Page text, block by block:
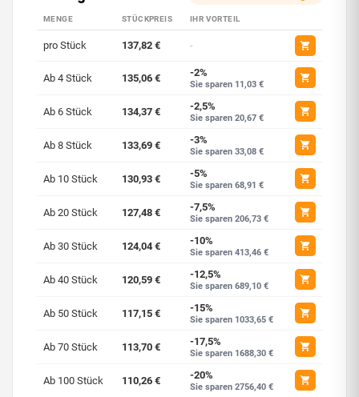
MENGE STÜCKPREIS IHR VORTEIL
pro Stück 137,82 € -
Ab 4 Stück 135,06 € -2%
Sie sparen 11,03 €
Ab 6 Stück 134,37 € -2,5%
Sie sparen 20,67 €
Ab 8 Stück 133,69 € -3%
Sie sparen 33,08 €
Ab 10 Stück 130,93 € -5%
Sie sparen 68,91 €
Ab 20 Stück 127,48 € -7,5%
Sie sparen 206,73 €
Ab 30 Stück 124,04 € -10%
Sie sparen 413,46 €
Ab 40 Stück 120,59 € -12,5%
Sie sparen 689,10 €
Ab 50 Stück 117,15 € -15%
Sie sparen 1033,65 €
Ab 70 Stück 113,70 € -17,5%
Sie sparen 1688,30 €
Ab 100 Stück 110,26 € -20%
Sie sparen 2756,40 €